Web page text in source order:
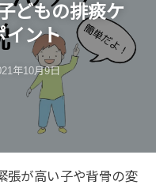
どもの排痰ケ
イント
年10月9日
張が高い子や背骨の変